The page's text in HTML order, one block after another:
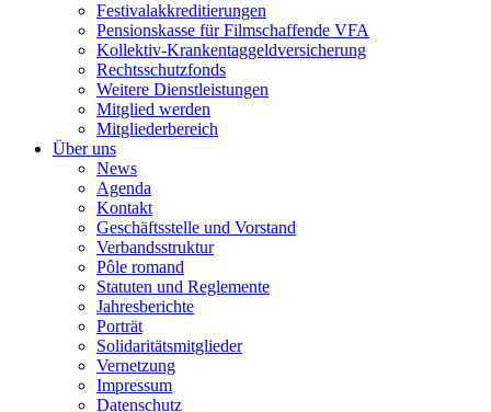
Festivalakkreditierungen
Pensionskasse für Filmschaffende VFA
Kollektiv-Krankentaggeldversicherung
Rechtsschutzfonds
Weitere Dienstleistungen
Mitglied werden
Mitgliederbereich
Über uns
News
Agenda
Kontakt
Geschäftsstelle und Vorstand
Verbandsstruktur
Pôle romand
Statuten und Reglemente
Jahresberichte
Porträt
Solidaritätsmitglieder
Vernetzung
Impressum
Datenschutz